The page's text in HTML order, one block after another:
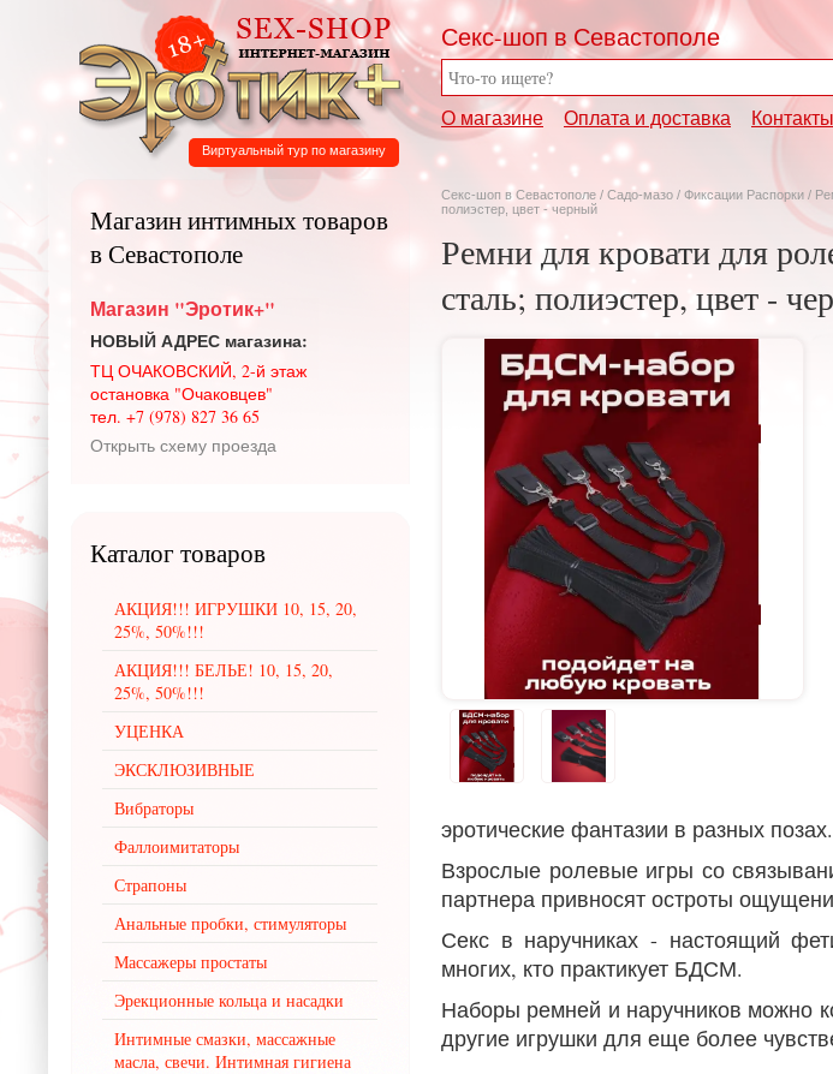
Секс-шоп в Севастополе
О магазине Оплата и доставка Контакты
Виртуальный тур по магазину
Секс-шоп в Севастополе / Садо-мазо / Фиксации Распорки /
полиэстер, цвет - черный
Ремни для кровати для
сталь; полиэстер, цвет -
эротические фантазии в разных позах.
Взрослые ролевые игры со
партнера привносят остроты
Секс в наручниках - настоящий
многих, кто практикует БДСМ.
Наборы ремней и наручников можно
другие игрушки для еще более
Магазин интимных товаров
в Севастополе
Магазин "Эротик+"
НОВЫЙ АДРЕС магазина:
ТЦ ОЧАКОВСКИЙ, 2-й этаж
остановка "Очаковцев"
тел. +7 (978) 827 36 65
Открыть схему проезда
Каталог товаров
АКЦИЯ!!! ИГРУШКИ 10, 15, 20,
25%, 50%!!!
АКЦИЯ!!! БЕЛЬЕ! 10, 15, 20,
25%, 50%!!!
УЦЕНКА
ЭКСКЛЮЗИВНЫЕ
Вибраторы
Фаллоимитаторы
Страпоны
Анальные пробки, стимуляторы
Массажеры простаты
Эрекционные кольца и насадки
Интимные смазки, массажные
масла, свечи. Интимная гигиена